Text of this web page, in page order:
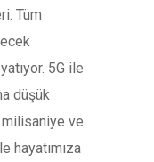
Tüm
5G ile
düşük
ve
hayatımıza